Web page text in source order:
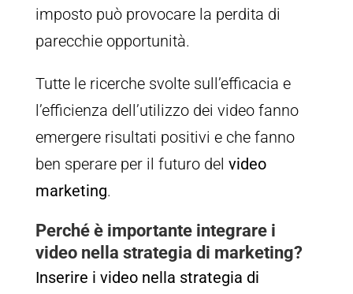
imposto può provocare la perdita di
parecchie opportunità.
Tutte le ricerche svolte sull’efficacia e
l’efficienza dell’utilizzo dei video fanno
emergere risultati positivi e che fanno
ben sperare per il futuro del video
marketing.
Perché è importante integrare i
video nella strategia di marketing?
Inserire i video nella strategia di